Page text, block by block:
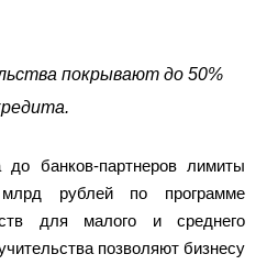
покрывают до 50%
банков-партнеров лимиты
рублей по программе
для малого и среднего
позволяют бизнесу